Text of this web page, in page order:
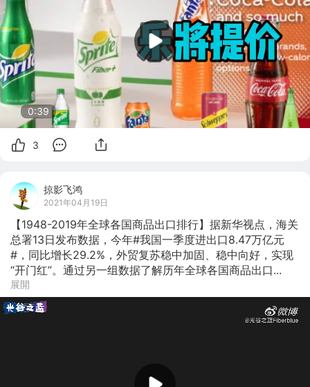
0:39
3
掠影飞鸿
2021年04月19日
【1948-2019年全球各国商品出口排行】据新华视点，海关
总署13日发布数据，今年#我国一季度进出口8.47万亿元
#，同比增长29.2%，外贸复苏稳中加固、稳中向好，实现
“开门红”。通过另一组数据了解历年全球各国商品出口...
展開